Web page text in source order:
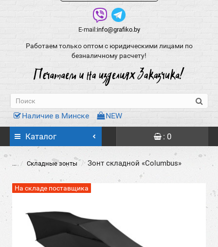
E-mail:info@grafiko.by
Работаем только оптом с юридическими лицами по
безналичному расчету!
Наличие в Минске NEW
Каталог : 0
... Складные зонты Зонт складной «Columbus»
На складе поставщика